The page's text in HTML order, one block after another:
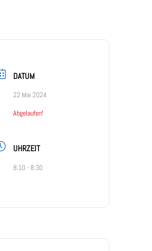
DATUM
22 Mai 2024
Abgelaufen!
UHRZEIT
8:10 - 8:30